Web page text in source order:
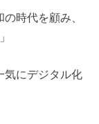
時代を顧み、
気にデジタル化